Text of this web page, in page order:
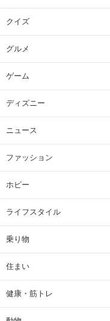
クイズ
グルメ
ゲーム
ディズニー
ニュース
ファッション
ホビー
ライフスタイル
乗り物
住まい
健康・筋トレ